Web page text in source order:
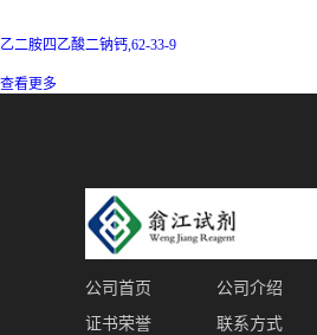
乙二胺四乙酸二钠钙,62-33-9
查看更多
公司首页 公司介绍
证书荣誉
联系方式